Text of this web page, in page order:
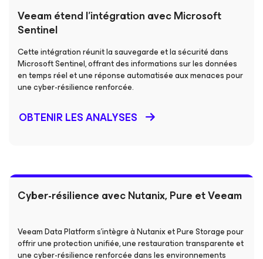
Veeam étend l'intégration avec Microsoft
Sentinel
Cette intégration réunit la sauvegarde et la sécurité dans
Microsoft Sentinel, offrant des informations sur les données
en temps réel et une réponse automatisée aux menaces pour
une cyber-résilience renforcée.
OBTENIR LES ANALYSES
Cyber-résilience avec Nutanix, Pure et Veeam
Veeam Data Platform s’intègre à Nutanix et Pure Storage pour
offrir une protection unifiée, une restauration transparente et
une cyber-résilience renforcée dans les environnements